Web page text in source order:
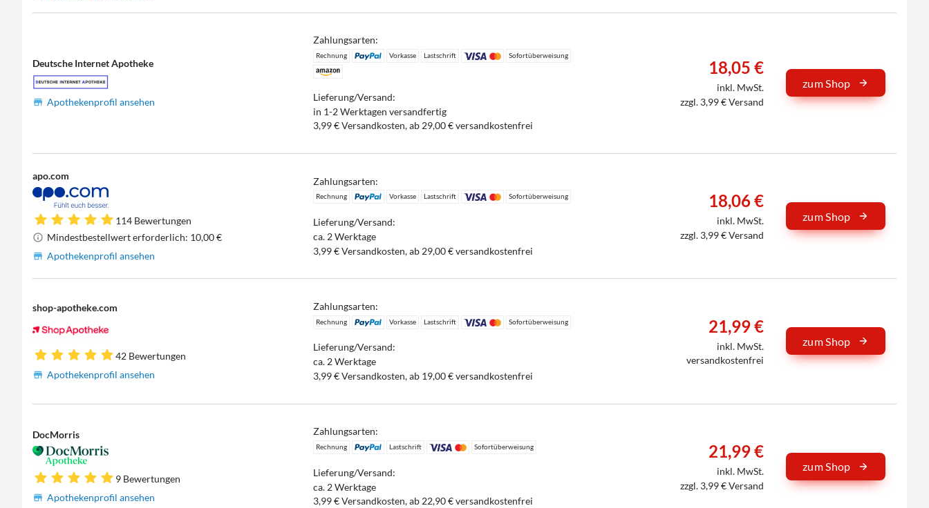
Deutsche Internet Apotheke
Apothekenprofil ansehen
Zahlungsarten:
Rechnung Vorkasse Lastschrift Sofortüberweisung
Lieferung/Versand:
in 1-2 Werktagen versandfertig
3,99 € Versandkosten, ab 29,00 € versandkostenfrei
18,05 €
inkl. MwSt.
zzgl. 3,99 € Versand
zum Shop
apo.com
114 Bewertungen
Mindestbestellwert erforderlich: 10,00 €
Apothekenprofil ansehen
Zahlungsarten:
Rechnung Vorkasse Lastschrift Sofortüberweisung
Lieferung/Versand:
ca. 2 Werktage
3,99 € Versandkosten, ab 29,00 € versandkostenfrei
18,06 €
inkl. MwSt.
zzgl. 3,99 € Versand
zum Shop
shop-apotheke.com
42 Bewertungen
Apothekenprofil ansehen
Zahlungsarten:
Rechnung Vorkasse Lastschrift Sofortüberweisung
Lieferung/Versand:
ca. 2 Werktage
3,99 € Versandkosten, ab 19,00 € versandkostenfrei
21,99 €
inkl. MwSt.
versandkostenfrei
zum Shop
DocMorris
9 Bewertungen
Apothekenprofil ansehen
Zahlungsarten:
Rechnung Lastschrift Sofortüberweisung
Lieferung/Versand:
ca. 2 Werktage
3,99 € Versandkosten, ab 22,90 € versandkostenfrei
21,99 €
inkl. MwSt.
zzgl. 3,99 € Versand
zum Shop